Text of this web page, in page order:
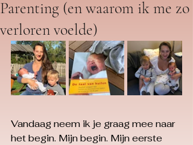
Parenting (en waarom ik me zo
verloren voelde)
Vandaag neem ik je graag mee naar
het begin. Mijn begin. Mijn eerste